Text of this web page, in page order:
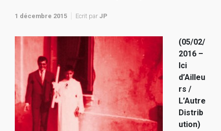
1 décembre 2015 Ecrit par JP
(05/02/
2016 –
Ici
d’Ailleu
rs /
L’Autre
Distrib
ution)